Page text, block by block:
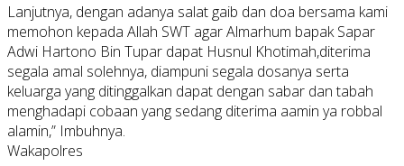
Lanjutnya, dengan adanya salat gaib dan doa bersama kami
memohon kepada Allah SWT agar Almarhum bapak Sapar
Adwi Hartono Bin Tupar dapat Husnul Khotimah,diterima
segala amal solehnya, diampuni segala dosanya serta
keluarga yang ditinggalkan dapat dengan sabar dan tabah
menghadapi cobaan yang sedang diterima aamin ya robbal
alamin,” Imbuhnya.
Wakapolres